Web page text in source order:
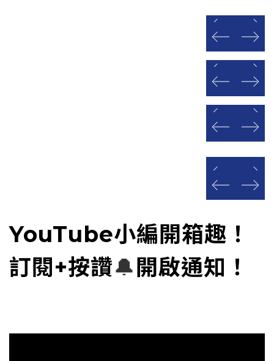
prev next
prev next
prev
next
prev
next
prev next
prev
next
prev
next
prev next
prev next
prev next
prev next
YouTube小編開箱趣！
訂閱+按讚🔔 開啟通知！